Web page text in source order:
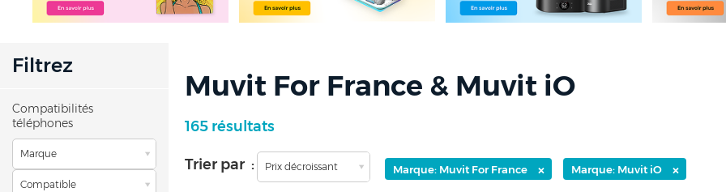
Filtrez
Compatibilités
téléphones
Marque
Compatible
Muvit For France & Muvit iO
165 résultats
Trier par : Prix décroissant Marque: Muvit For France × Marque: Muvit iO ×